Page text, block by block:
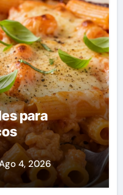
para
4, 2026